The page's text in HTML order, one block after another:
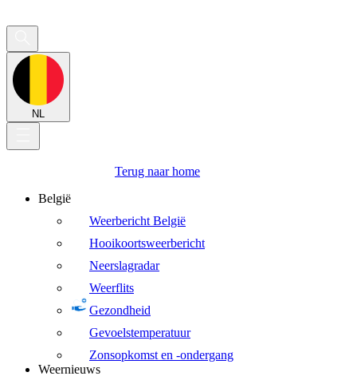
NL
Terug naar home
België
Weerbericht België
Hooikoortsweerbericht
Neerslagradar
Weerflits
Gezondheid
Gevoelstemperatuur
Zonsopkomst en -ondergang
Weernieuws